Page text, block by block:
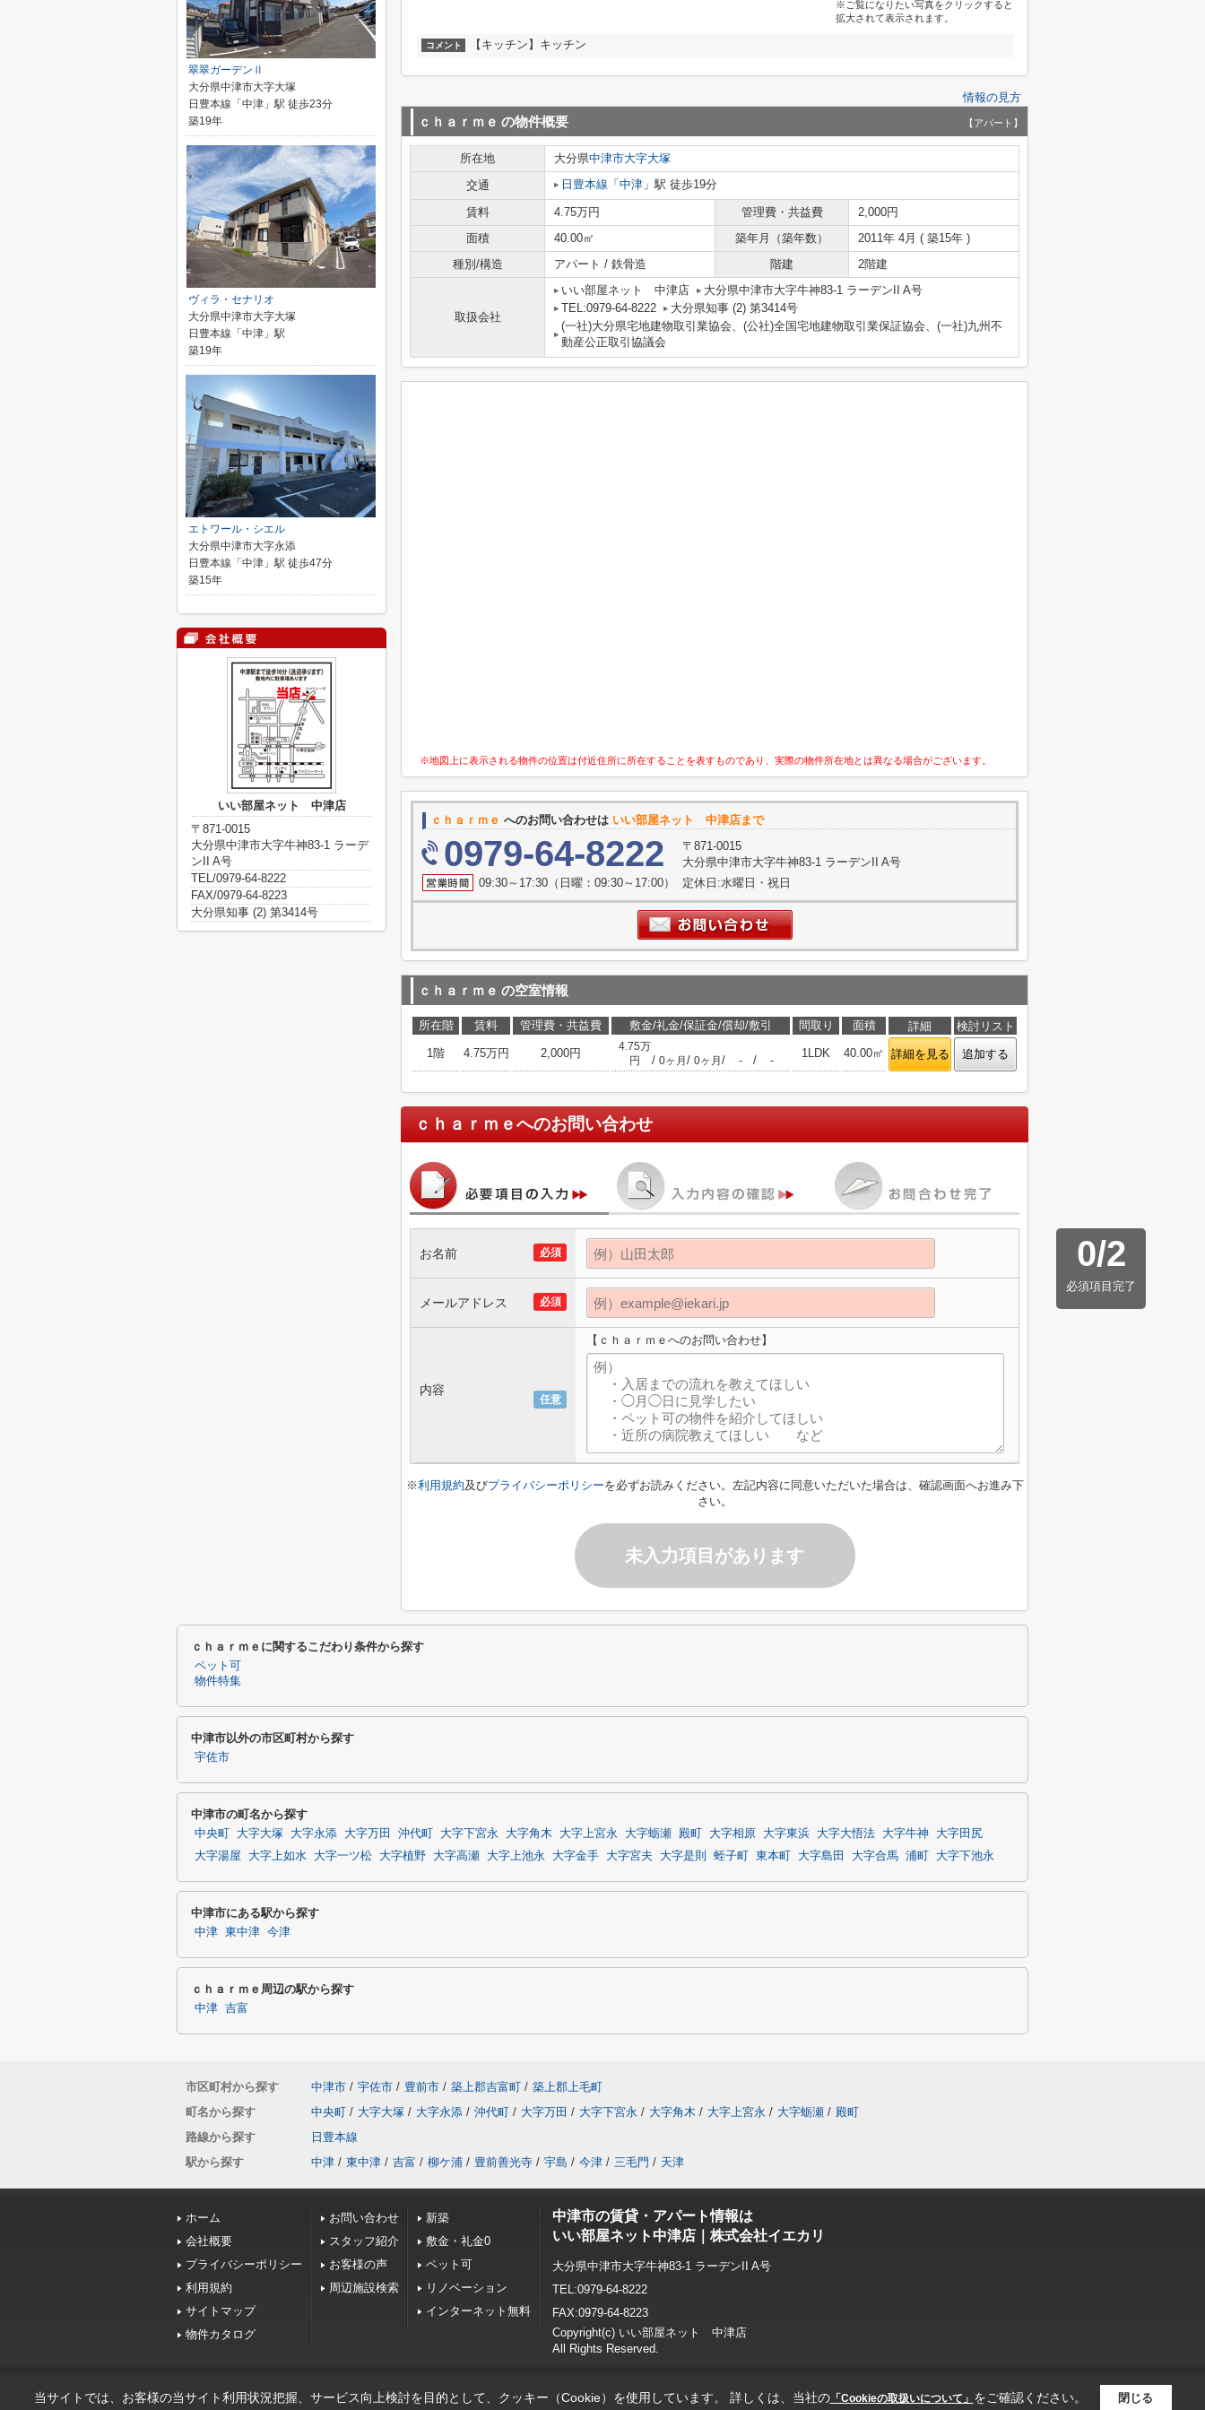
※ご覧になりたい写真をクリックすると
拡大されて表示されます。
コメント 【キッチン】キッチン
情報の見方
ｃｈａｒｍｅ の物件概要 【アパート】
所在地 大分県中津市大字大塚
交通
日豊本線 「 中津 」駅 徒歩19分
賃料 4.75万円 管理費・共益費
2,000円
面積
40.00㎡ 築年月（築年数）
2011年 4月 ( 築15年 )
種別/構造
アパート / 鉄骨造 階建 2階建
取扱会社
いい部屋ネット 中津店
大分県中津市大字牛神83-1 ラーデンII A号
TEL:0979-64-8222
大分県知事 (2) 第3414号
(一社)大分県宅地建物取引業協会、(公社)全国宅地建物取引業保証協会、(一社)九州不
動産公正取引協議会
※地図上に表示される物件の位置は付近住所に所在することを表すものであり、実際の物件所在地とは異なる場合がございます。
ｃｈａｒｍｅ へのお問い合わせは いい部屋ネット 中津店まで
0979-64-8222
〒871-0015
大分県中津市大字牛神83-1 ラーデンII A号
09:30～17:30（日曜：09:30～17:00） 定休日:水曜日・祝日
ｃｈａｒｍｅ の空室情報
所在階 賃料 管理費・共益費 敷金/礼金/保証金/償却/敷引 間取り 面積 詳細
検討リスト
1階
4.75万円 2,000円
4.75万
円
/ 0ヶ月 / 0ヶ月 / - / -
1LDK 40.00㎡ 詳細を見る 追加する
ｃｈａｒｍｅへのお問い合わせ
0/2
必須項目完了
必須
お名前
必須
メールアドレス
任意
内容
【ｃｈａｒｍｅへのお問い合わせ】
※利用規約及びプライバシーポリシーを必ずお読みください。左記内容に同意いただいた場合は、確認画面へお進み下
さい。
未入力項目があります
翠翠ガーデンⅡ
大分県中津市大字大塚
日豊本線「中津」駅 徒歩23分
築19年
ヴィラ・セナリオ
大分県中津市大字大塚
日豊本線「中津」駅
築19年
エトワール・シエル
大分県中津市大字永添
日豊本線「中津」駅 徒歩47分
築15年
いい部屋ネット 中津店
〒871-0015
大分県中津市大字牛神83-1 ラーデ
ンII A号
TEL/0979-64-8222
FAX/0979-64-8223
大分県知事 (2) 第3414号
ｃｈａｒｍｅに関するこだわり条件から探す
ペット可
物件特集
中津市以外の市区町村から探す
宇佐市
中津市の町名から探す
中央町 大字大塚 大字永添 大字万田 沖代町 大字下宮永 大字角木 大字上宮永 大字蛎瀬 殿町 大字相原 大字東浜 大字大悟法 大字牛神
大字田尻
大字湯屋
大字上如水 大字一ツ松 大字植野 大字高瀬 大字上池永 大字金手 大字宮夫 大字是則 蛭子町 東本町 大字島田 大字合馬 浦町 大字下池永
中津市にある駅から探す
中津 東中津 今津
ｃｈａｒｍｅ周辺の駅から探す
中津 吉富
市区町村から探す 中津市 / 宇佐市 / 豊前市 / 築上郡吉富町 / 築上郡上毛町
町名から探す
中央町 / 大字大塚 / 大字永添 / 沖代町 / 大字万田 / 大字下宮永 / 大字角木 / 大字上宮永 / 大字蛎瀬 / 殿町
路線から探す
日豊本線
駅から探す
中津 / 東中津 / 吉富 / 柳ケ浦 / 豊前善光寺 / 宇島 / 今津 / 三毛門 / 天津
ホーム
会社概要
プライバシーポリシー
利用規約
サイトマップ
物件カタログ
お問い合わせ
スタッフ紹介
お客様の声
周辺施設検索
新築
敷金・礼金0
ペット可
リノベーション
インターネット無料
中津市の賃貸・アパート情報は
いい部屋ネット中津店｜株式会社イエカリ
大分県中津市大字牛神83-1 ラーデンII A号
TEL:0979-64-8222
FAX:0979-64-8223
Copyright(c) いい部屋ネット 中津店
All Rights Reserved.
当サイトでは、お客様の当サイト利用状況把握、サービス向上検討を目的として、クッキー（Cookie）を使用しています。 詳しくは、当社の「Cookieの取扱いについて」 をご確認ください。 閉じる